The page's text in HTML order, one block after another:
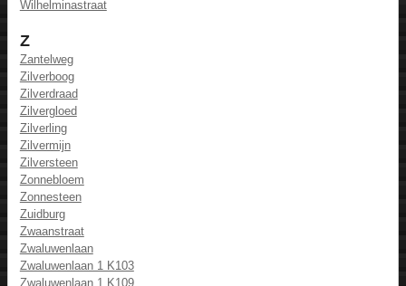
Wilhelminastraat
Z
Zantelweg
Zilverboog
Zilverdraad
Zilvergloed
Zilverling
Zilvermijn
Zilversteen
Zonnebloem
Zonnesteen
Zuidburg
Zwaanstraat
Zwaluwenlaan
Zwaluwenlaan 1 K103
Zwaluwenlaan 1 K109